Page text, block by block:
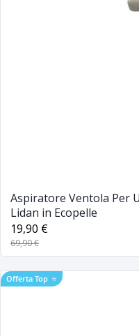
Aspiratore Ventola Per
Lidan in Ecopelle
19,90 €
69,90 €
Offerta Top ⭐